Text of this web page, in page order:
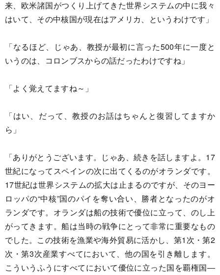
来、欧米諸国がつくり上げてきた世界システムの中に我々
はいて、その中核国が現在はアメリカ、というわけです」
「なるほど、じゃあ、教授が最初に言った500年に一度と
いうのは、コロンブスからの話だったわけですね」
「よく覚えてますね～」
「はい、だって、教授のお話はちゃんと復習してますか
ら」
「ありがとうございます。じゃあ、続きを話しますよ。17
世紀になってスペインの次に出てくるのがオランダです。
17世紀は世界システムの拡大は止まるのですが、そのヨー
ロッパの“中核”国のパイを奪い合い、勝者となったのがオ
ランダです。オランダは船の技術で優位に立って、のし上
がってきます。船は当時の戦争にとって非常に重要なもの
でした。この技術を漁業や海外貿易に活かし、第1次・第2
次・第3次産業すべてにおいて、他の国を引き離します。
こういうふうにすべてにおいて優位に立った国を覇権国―